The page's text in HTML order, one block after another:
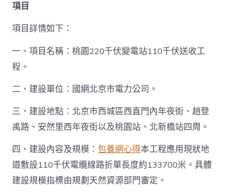
項目
項目詳情如下：
一、項目名稱：桃園220千伏變電站110千伏送收工
程。
二、建設單位：國網北京市電力公司。
三、建設地點：北京市西城區西直門內年夜街、趙登
禹路、安然里西年夜街以及桃園站、北新橋站四周。
四、建設內容及規模：包養網心得本工程應用現狀地
道敷設110千伏電纜線路折單長度約133700米。具體
建設規模指標由規劃天然資源部門審定。